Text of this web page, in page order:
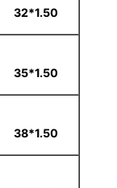
1.50*32
1.50*35
1.50*38